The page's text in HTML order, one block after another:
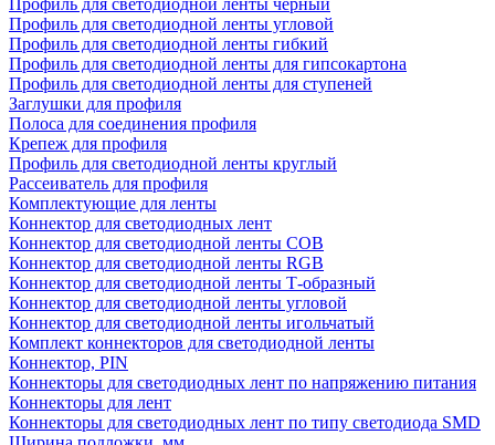
Профиль для светодиодной ленты черный
Профиль для светодиодной ленты угловой
Профиль для светодиодной ленты гибкий
Профиль для светодиодной ленты для гипсокартона
Профиль для светодиодной ленты для ступеней
Заглушки для профиля
Полоса для соединения профиля
Крепеж для профиля
Профиль для светодиодной ленты круглый
Рассеиватель для профиля
Комплектующие для ленты
Коннектор для светодиодных лент
Коннектор для светодиодной ленты COB
Коннектор для светодиодной ленты RGB
Коннектор для светодиодной ленты Т-образный
Коннектор для светодиодной ленты угловой
Коннектор для светодиодной ленты игольчатый
Комплект коннекторов для светодиодной ленты
Коннектор, PIN
Коннекторы для светодиодных лент по напряжению питания
Коннекторы для лент
Коннекторы для светодиодных лент по типу светодиода SMD